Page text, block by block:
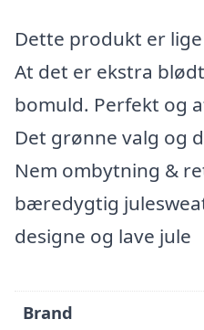
Dette produkt er
At det er ekstra
bomuld. Perfekt og
Det grønne valg og
Nem ombytning &
bæredygtig
designe og lave jule
Brand